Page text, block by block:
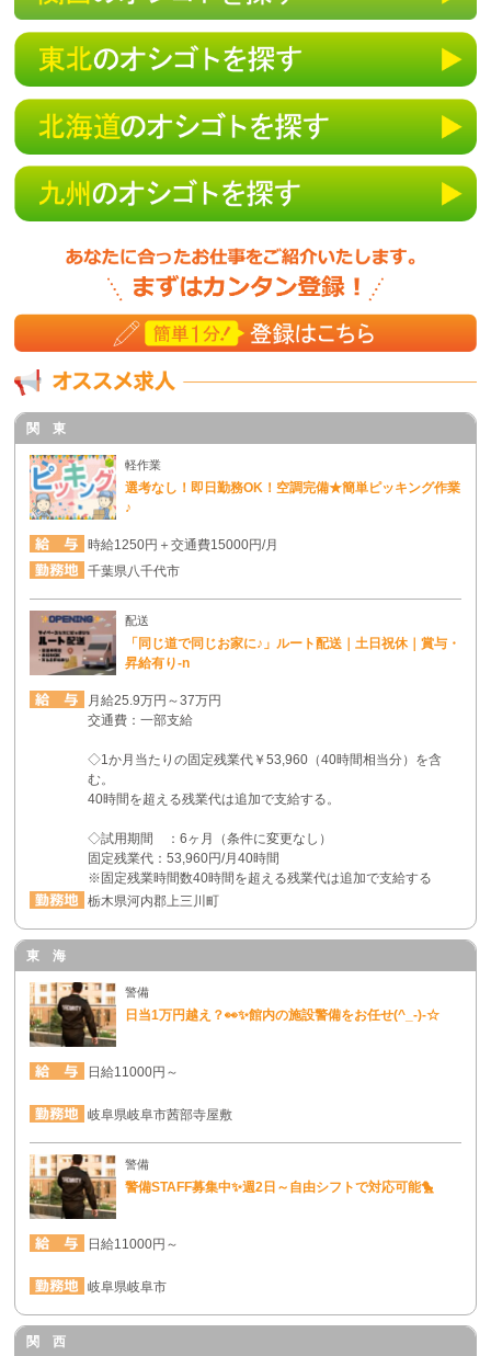
関 東
軽作業
選考なし！即日勤務OK！空調完備★簡単ピッキング作業
♪
時給1250円＋交通費15000円/月
千葉県八千代市
配送
「同じ道で同じお家に♪」ルート配送｜土日祝休｜賞与・
昇給有り-n
月給25.9万円～37万円
交通費：一部支給
◇1か月当たりの固定残業代￥53,960（40時間相当分）を含
む。
40時間を超える残業代は追加で支給する。
◇試用期間 ：6ヶ月（条件に変更なし）
固定残業代：53,960円/月40時間
※固定残業時間数40時間を超える残業代は追加で支給する
栃木県河内郡上三川町
東 海
警備
日当1万円越え？👀✨館内の施設警備をお任せ(^_-)-☆
日給11000円～
岐阜県岐阜市茜部寺屋敷
警備
警備STAFF募集中✨週2日～自由シフトで対応可能🐤
日給11000円～
岐阜県岐阜市
関 西